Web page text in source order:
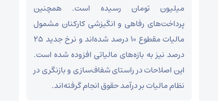
میلیون تومان رسیده است. همچنین
پرداخت‌های رفاهی و انگیزشی کارکنان مشمول
مالیات مقطوع ۱۰ درصد شده‌اند و نرخ جدید ۲۵
درصد نیز به بازه‌های مالیاتی افزوده شده است.
این اصلاحات در راستای شفاف‌سازی و بازنگری در
نظام مالیات بر درآمد حقوق انجام گرفته‌اند.